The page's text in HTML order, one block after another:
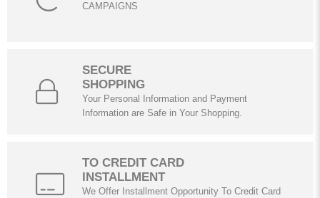
CAMPAIGNS
SECURE
SHOPPING
Your Personal Information and Payment
Information are Safe in Your Shopping.
TO CREDIT CARD
INSTALLMENT
We Offer Installment Opportunity To Credit Card